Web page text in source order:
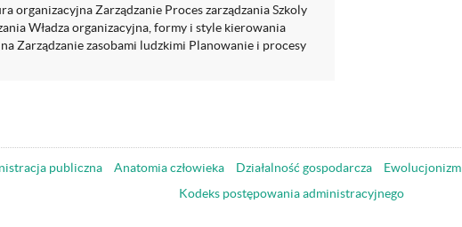
organizacyjna Zarządzanie Proces zarządzania Szkoly
Władza organizacyjna, formy i style kierowania
Zarządzanie zasobami ludzkimi Planowanie i procesy
publiczna Anatomia człowieka Działalność gospodarcza Ewolucjonizm
Kodeks postępowania administracyjnego